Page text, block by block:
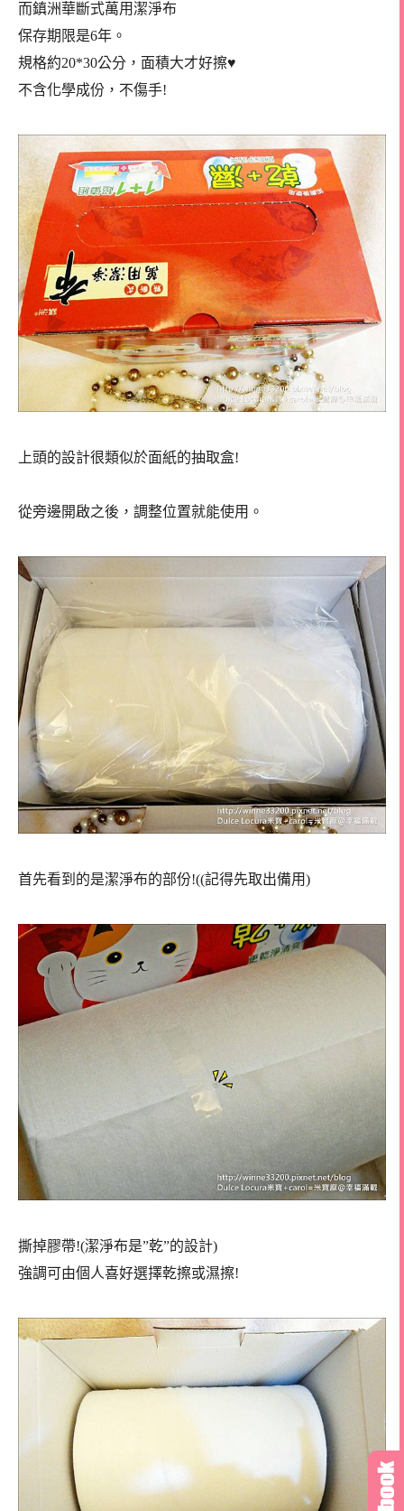
而鎮洲華斷式萬用潔淨布
保存期限是6年。
規格約20*30公分，面積大才好擦♥
不含化學成份，不傷手!
上頭的設計很類似於面紙的抽取盒!
從旁邊開啟之後，調整位置就能使用。
首先看到的是潔淨布的部份!((記得先取出備用)
撕掉膠帶!(潔淨布是”乾”的設計)
強調可由個人喜好選擇乾擦或濕擦!